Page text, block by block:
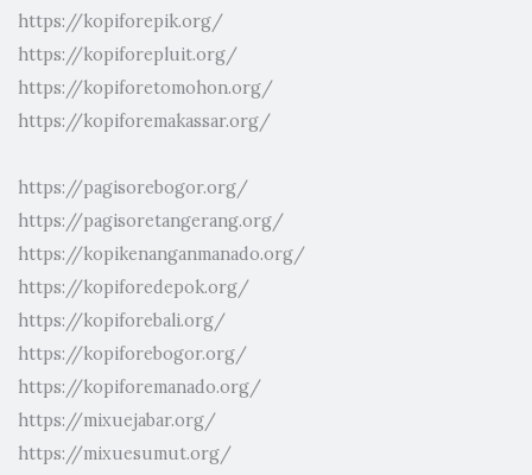
https://kopiforepik.org/
https://kopiforepluit.org/
https://kopiforetomohon.org/
https://kopiforemakassar.org/
https://pagisorebogor.org/
https://pagisoretangerang.org/
https://kopikenanganmanado.org/
https://kopiforedepok.org/
https://kopiforebali.org/
https://kopiforebogor.org/
https://kopiforemanado.org/
https://mixuejabar.org/
https://mixuesumut.org/